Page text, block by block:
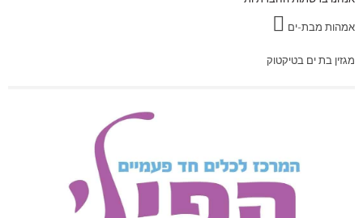
אמהות מבת-ים
מגזין בת ים בטיקטוק